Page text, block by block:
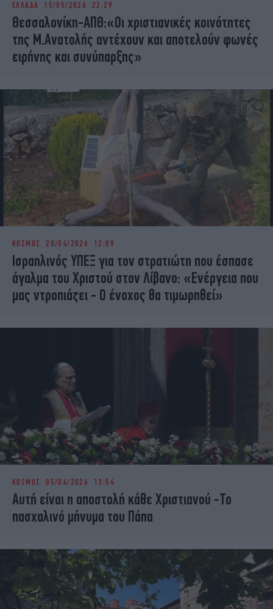
iBOOKS
OSCARS
THE OCEAN
MEDIA
ELAMEFORA
ΕΛΛΑΔΑ 15/05/2026 22:29
Θεσσαλονίκη-ΑΠΘ:«Οι χριστιανικές κοινότητες
της Μ.Ανατολής αντέχουν και αποτελούν φωνές
ειρήνης και συνύπαρξης »
ΚΟΣΜΟΣ 20/04/2026 12:09
Ισραηλινός ΥΠΕΞ για τον στρατιώτη που έσπασε
άγαλμα του Χριστού στον Λίβανο: «Ενέργεια που
μας ντροπιάζει - Ο ένοχος θα τιμωρηθεί»
ΚΟΣΜΟΣ 05/04/2026 13:54
Αυτή είναι η αποστολή κάθε Χριστιανού -Το
πασχαλινό μήνυμα του Πάπα